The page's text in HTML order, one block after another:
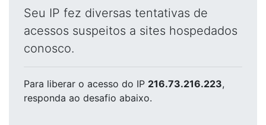
Seu IP fez diversas tentativas de
acessos suspeitos a sites hospedados
conosco.
Para liberar o acesso do IP 216.73.216.223,
responda ao desafio abaixo.